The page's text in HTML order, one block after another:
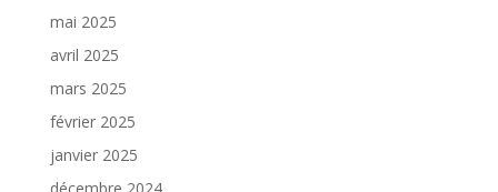
mai 2025
avril 2025
mars 2025
février 2025
janvier 2025